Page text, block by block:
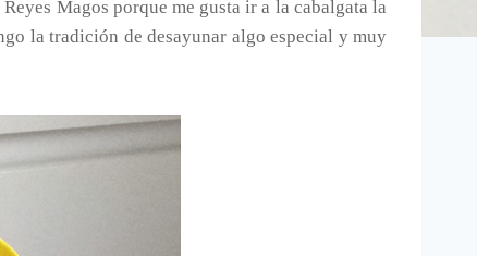
Magos porque me gusta ir a la cabalgata la
la tradición de desayunar algo especial y muy